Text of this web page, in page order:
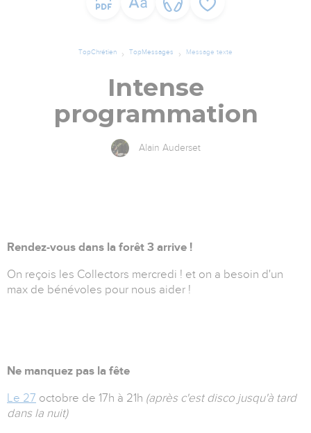
TopChrétien TopMessages Message texte
Intense
programmation
Alain Auderset
Rendez-vous dans la forêt 3 arrive !
On reçois les Collectors mercredi ! et on a besoin d'un
max de bénévoles pour nous aider !
Ne manquez pas la fête
Le 27 octobre de 17h à 21h (après c'est disco jusqu'à tard
dans la nuit)